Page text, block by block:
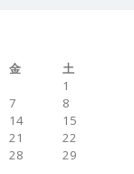
金
土
1
7
8
14
15
21
22
28
29